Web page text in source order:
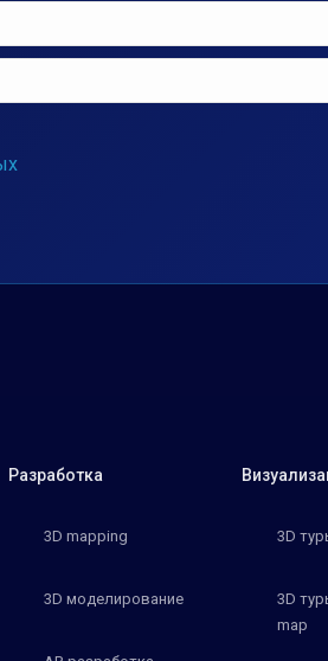
Разработка
3D mapping
3D моделирование
3D
3D
map